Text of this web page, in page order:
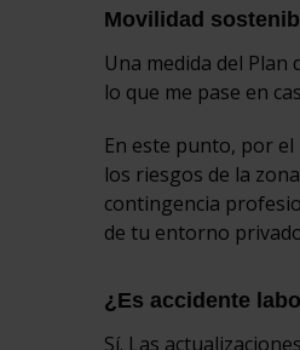
Movilidad
Una medida del
lo que me pase en
En este punto, por
los riesgos de la
contingencia
de tu entorno
¿Es accidente
Sí. Las